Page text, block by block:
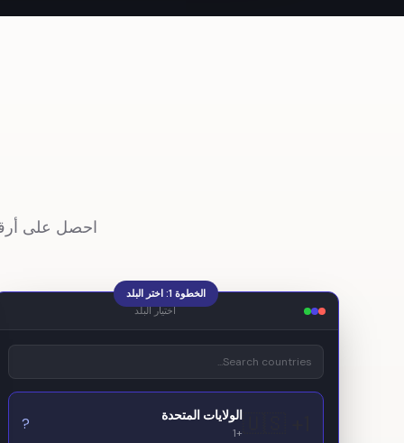
احصل على أرقام محلية
الخطوة 1: اختر البلد
اختيار البلد
الولايات المتحدة
+1
?